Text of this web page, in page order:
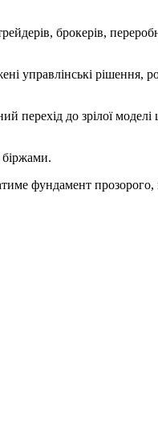
брокерів,
управлінські рішення,
перехід до зрілої моделі
біржами.
фундамент